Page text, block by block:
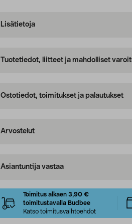
Lisätietoja
Tuotetiedot, liitteet ja mahdolliset
Ostotiedot, toimitukset ja palautukset
Arvostelut
Asiantuntija vastaa
Toimitus alkaen 3,90 €
toimitustavalla Budbee
Katso toimitusvaihtoehdot